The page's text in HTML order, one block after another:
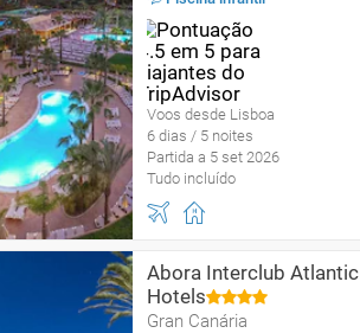
Voos desde Lisboa
6 dias / 5 noites
Partida a 5 set 2026
Tudo incluído
Abora Interclub
Hotels
Gran Canária